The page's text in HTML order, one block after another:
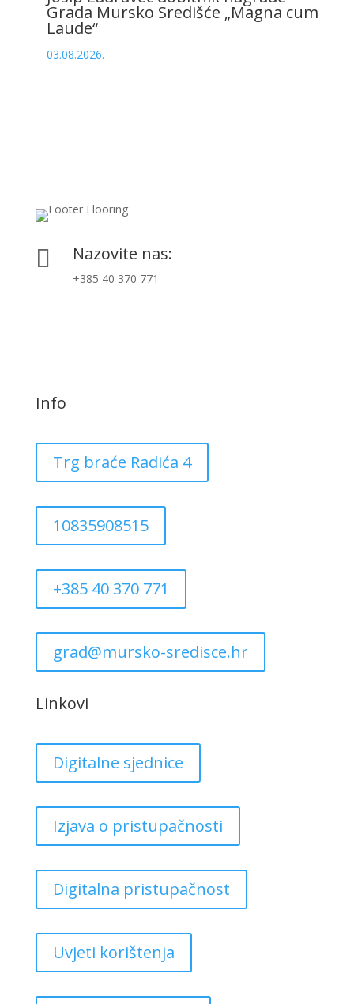
Grada Mursko Središće „Magna cum
Laude“
03.08.2026.
 Nazovite nas:
+385 40 370 771
Info
Trg braće Radića 4
10835908515
+385 40 370 771
grad@mursko-sredisce.hr
Linkovi
Digitalne sjednice
Izjava o pristupačnosti
Digitalna pristupačnost
Uvjeti korištenja